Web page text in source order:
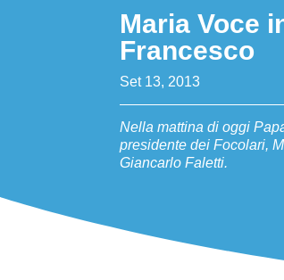
Maria Voce
Francesco
Set 13, 2013
Nella mattina di oggi
presidente dei Focolari,
Giancarlo Faletti.